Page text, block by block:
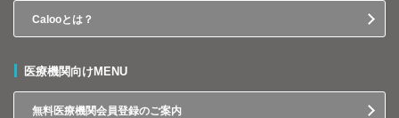
Calooとは？
医療機関向けMENU
無料医療機関会員登録のご案内